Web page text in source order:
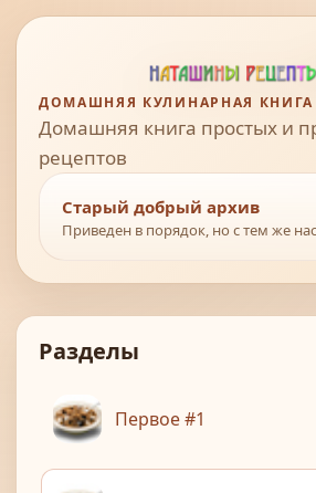
ДОМАШНЯЯ КУЛИНАРНАЯ КНИГА
Домашняя книга простых и
рецептов
Старый добрый архив
Приведен в порядок, но с тем же
Разделы
Первое #1